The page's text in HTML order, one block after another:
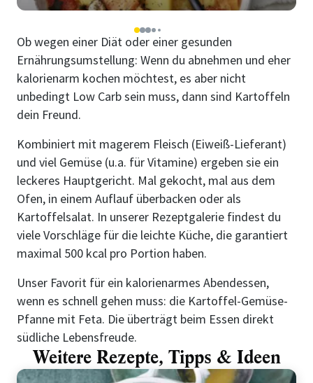
1234 5
Ob wegen einer Diät oder einer gesunden
Ernährungsumstellung: Wenn du abnehmen und eher
kalorienarm kochen möchtest, es aber nicht
unbedingt Low Carb sein muss, dann sind Kartoffeln
dein Freund.
Kombiniert mit magerem Fleisch (Eiweiß-Lieferant)
und viel Gemüse (u.a. für Vitamine) ergeben sie ein
leckeres Hauptgericht. Mal gekocht, mal aus dem
Ofen, in einem Auflauf überbacken oder als
Kartoffelsalat. In unserer Rezeptgalerie findest du
viele Vorschläge für die leichte Küche, die garantiert
maximal 500 kcal pro Portion haben.
Unser Favorit für ein kalorienarmes Abendessen,
wenn es schnell gehen muss: die Kartoffel-Gemüse-
Pfanne mit Feta. Die überträgt beim Essen direkt
südliche Lebensfreude.
Weitere Rezepte, Tipps & Ideen